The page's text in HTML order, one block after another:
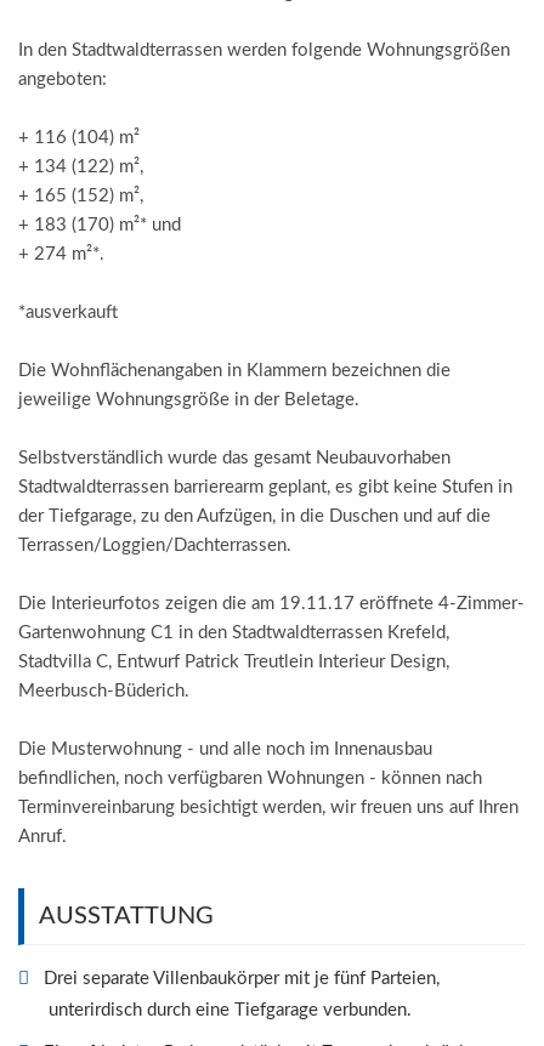
In den Stadtwaldterrassen werden folgende Wohnungsgrößen
angeboten:
+ 116 (104) m²
+ 134 (122) m²,
+ 165 (152) m²,
+ 183 (170) m²* und
+ 274 m²*.
*ausverkauft
Die Wohnflächenangaben in Klammern bezeichnen die
jeweilige Wohnungsgröße in der Beletage.
Selbstverständlich wurde das gesamt Neubauvorhaben
Stadtwaldterrassen barrierearm geplant, es gibt keine Stufen in
der Tiefgarage, zu den Aufzügen, in die Duschen und auf die
Terrassen/Loggien/Dachterrassen.
Die Interieurfotos zeigen die am 19.11.17 eröffnete 4-Zimmer-
Gartenwohnung C1 in den Stadtwaldterrassen Krefeld,
Stadtvilla C, Entwurf Patrick Treutlein Interieur Design,
Meerbusch-Büderich.
Die Musterwohnung - und alle noch im Innenausbau
befindlichen, noch verfügbaren Wohnungen - können nach
Terminvereinbarung besichtigt werden, wir freuen uns auf Ihren
Anruf.
AUSSTATTUNG
Drei separate Villenbaukörper mit je fünf Parteien,
unterirdisch durch eine Tiefgarage verbunden.